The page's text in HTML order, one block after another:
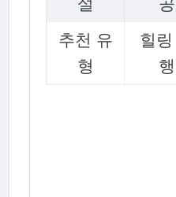
추천 유
형
힐링
행